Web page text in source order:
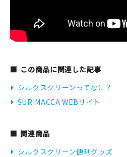
この商品に関連した記事
シルクスクリーンってなに？
SURIMACCA WEBサイト
関連商品
シルクスクリーン便利グッズ